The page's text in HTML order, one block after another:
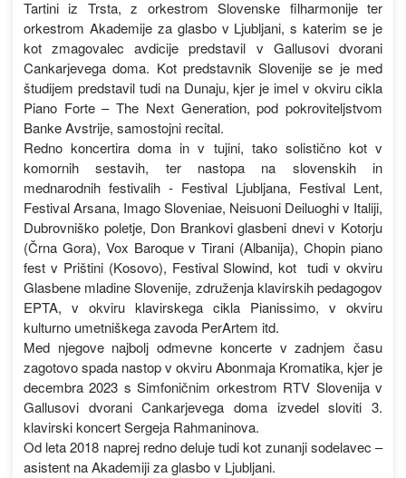
Tartini iz Trsta, z orkestrom Slovenske filharmonije ter
orkestrom Akademije za glasbo v Ljubljani, s katerim se je
kot zmagovalec avdicije predstavil v Gallusovi dvorani
Cankarjevega doma. Kot predstavnik Slovenije se je med
študijem predstavil tudi na Dunaju, kjer je imel v okviru cikla
Piano Forte – The Next Generation, pod pokroviteljstvom
Banke Avstrije, samostojni recital.
Redno koncertira doma in v tujini, tako solistično kot v
komornih sestavih, ter nastopa na slovenskih in
mednarodnih festivalih - Festival Ljubljana, Festival Lent,
Festival Arsana, Imago Sloveniae, Neisuoni Deiluoghi v Italiji,
Dubrovniško poletje, Don Brankovi glasbeni dnevi v Kotorju
(Črna Gora), Vox Baroque v Tirani (Albanija), Chopin piano
fest v Prištini (Kosovo), Festival Slowind, kot tudi v okviru
Glasbene mladine Slovenije, združenja klavirskih pedagogov
EPTA, v okviru klavirskega cikla Pianissimo, v okviru
kulturno umetniškega zavoda PerArtem itd.
Med njegove najbolj odmevne koncerte v zadnjem času
zagotovo spada nastop v okviru Abonmaja Kromatika, kjer je
decembra 2023 s Simfoničnim orkestrom RTV Slovenija v
Gallusovi dvorani Cankarjevega doma izvedel sloviti 3.
klavirski koncert Sergeja Rahmaninova.
Od leta 2018 naprej redno deluje tudi kot zunanji sodelavec –
asistent na Akademiji za glasbo v Ljubljani.